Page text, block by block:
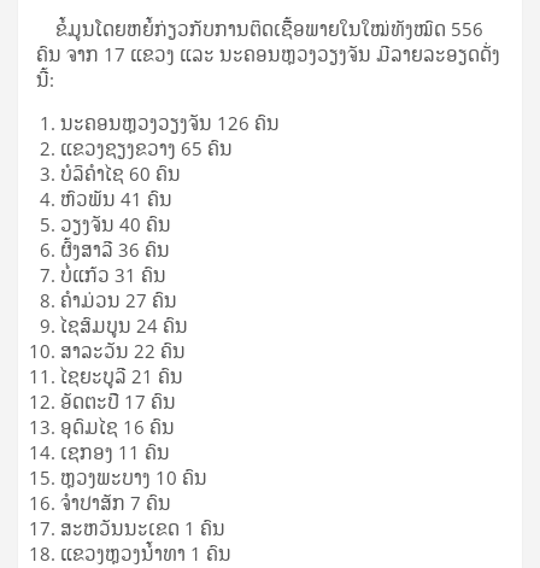
ຂໍ້ມູນໂດຍຫຍໍ້ກ່ຽວກັບການຕິດເຊືື້ອພາຍໃນໃໝ່ທັງໝົດ 556
ຄົນ ຈາກ 17 ແຂວງ ແລະ ນະຄອນຫຼວງວຽງຈັນ ມີລາຍລະອຽດດັ່ງ
ນີ້:
ນະຄອນຫຼວງວຽງຈັນ 126 ຄົນ
ແຂວງຊຽງຂວາງ 65 ຄົນ
ບໍລິຄຳໄຊ 60 ຄົນ
ຫົວພັນ 41 ຄົນ
ວຽງຈັນ 40 ຄົນ
ຜົ້ງສາລີ 36 ຄົນ
ບໍ່ແກ້ວ 31 ຄົນ
ຄຳມ່ວນ 27 ຄົນ
ໄຊສົມບູນ 24 ຄົນ
ສາລະວັນ 22 ຄົນ
ໄຊຍະບູລີ 21 ຄົນ
ອັດຕະປື 17 ຄົນ
ອຸດົມໄຊ 16 ຄົນ
ເຊກອງ 11 ຄົນ
ຫຼວງພະບາງ 10 ຄົນ
ຈຳປາສັກ 7 ຄົນ
ສະຫວັນນະເຂດ 1 ຄົນ
ແຂວງຫຼວງນ້ຳທາ 1 ຄົນ